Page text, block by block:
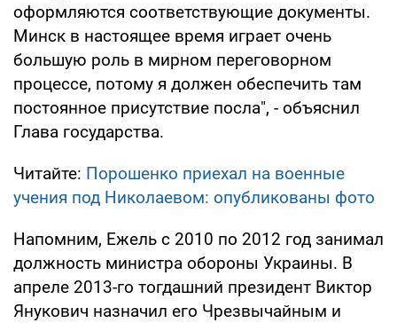
оформляются соответствующие документы.
Минск в настоящее время играет очень
большую роль в мирном переговорном
процессе, потому я должен обеспечить там
постоянное присутствие посла", - объяснил
Глава государства.
Читайте: Порошенко приехал на военные
учения под Николаевом: опубликованы фото
Напомним, Ежель с 2010 по 2012 год занимал
должность министра обороны Украины. В
апреле 2013-го тогдашний президент Виктор
Янукович назначил его Чрезвычайным и